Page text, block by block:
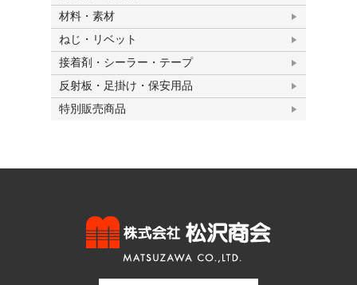
材料・素材
ねじ・リベット
接着剤・シーラー・テープ
反射板・足掛け・保安用品
特別販売商品